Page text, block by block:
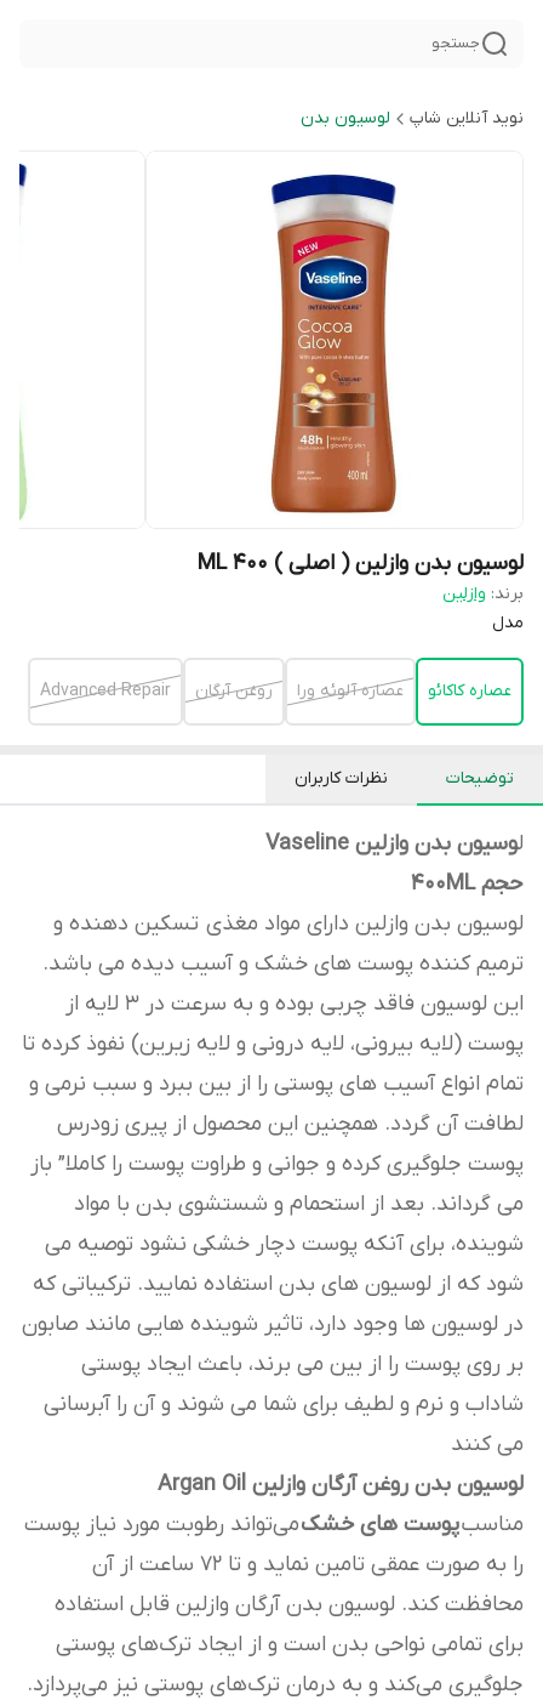
جستجو
نوید آنلاین شاپ لوسیون بدن
لوسیون بدن وازلین ( اصلی ) 400 ML
برند: وازلین
مدل
عصاره کاکائو عصاره آلوئه ورا روغن آرگان Advanced Repair
توضیحات نظرات کاربران
لوسیون بدن وازلین Vaseline
حجم 400ML
لوسیون بدن وازلین دارای مواد مغذی تسکین دهنده و
ترمیم کننده پوست های خشک و آسیب دیده می باشد.
این لوسیون فاقد چربی بوده و به سرعت در 3 لایه از
پوست (لایه بیرونی، لایه درونی و لایه زیرین) نفوذ کرده تا
تمام انواع آسیب های پوستی را از بین ببرد و سبب نرمی و
لطافت آن گردد. همچنین این محصول از پیری زودرس
پوست جلوگیری کرده و جوانی و طراوت پوست را کاملا” باز
می گرداند. بعد از استحمام و شستشوی بدن با مواد
شوینده، برای آنکه پوست دچار خشکی نشود توصیه می
شود که از لوسیون های بدن استفاده نمایید. ترکیباتی که
در لوسیون ها وجود دارد، تاثیر شوینده‌ هایی مانند صابون
بر روی پوست را از بین می برند، باعث ایجاد پوستی
شاداب و نرم و لطیف برای شما می شوند و آن را آبرسانی
می کنند
لوسیون بدن روغن آرگان وازلین Argan Oil
مناسبپوست های خشکمی‌تواند رطوبت مورد نیاز پوست
را به صورت عمقی تامین نماید و تا 72 ساعت از آن
محافظت کند. لوسیون بدن آرگان وازلین قابل استفاده
برای تمامی نواحی بدن است و از ایجاد ترک‌های پوستی
جلوگیری می‌کند و به درمان ترک‌های پوستی نیز می‌پردازد.